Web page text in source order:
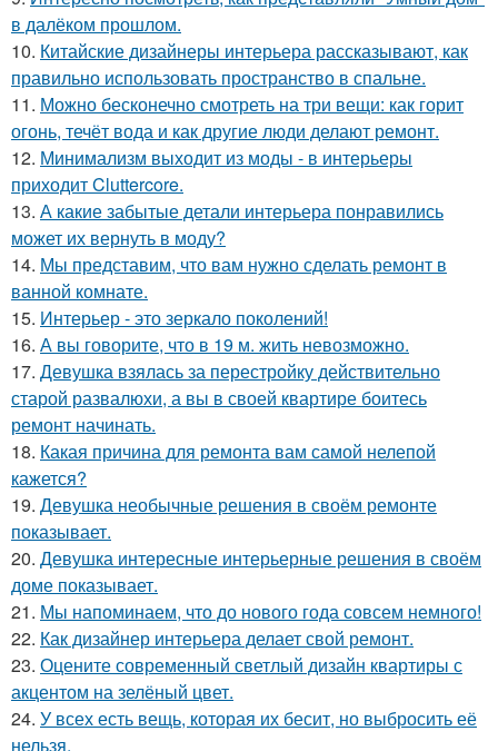
в далёком прошлом.
10. Китайские дизайнеры интерьера рассказывают, как
правильно использовать пространство в спальне.
11. Можно бесконечно смотреть на три вещи: как горит
огонь, течёт вода и как другие люди делают ремонт.
12. Минимализм выходит из моды - в интерьеры
приходит Cluttercore.
13. А какие забытые детали интерьера понравились
может их вернуть в моду?
14. Мы представим, что вам нужно сделать ремонт в
ванной комнате.
15. Интерьер - это зеркало поколений!
16. А вы говорите, что в 19 м. жить невозможно.
17. Девушка взялась за перестройку действительно
старой развалюхи, а вы в своей квартире боитесь
ремонт начинать.
18. Какая причина для ремонта вам самой нелепой
кажется?
19. Девушка необычные решения в своём ремонте
показывает.
20. Девушка интересные интерьерные решения в своём
доме показывает.
21. Мы напоминаем, что до нового года совсем немного!
22. Как дизайнер интерьера делает свой ремонт.
23. Оцените современный светлый дизайн квартиры с
акцентом на зелёный цвет.
24. У всех есть вещь, которая их бесит, но выбросить её
нельзя.